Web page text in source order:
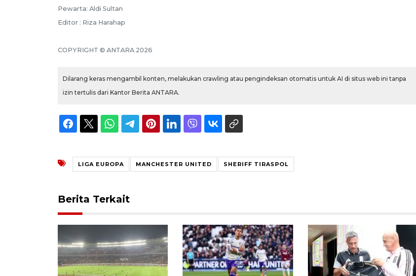
Pewarta: Aldi Sultan
Editor : Riza Harahap
COPYRIGHT © ANTARA 2026
Dilarang keras mengambil konten, melakukan crawling atau pengindeksan otomatis untuk AI di situs web ini tanpa
izin tertulis dari Kantor Berita ANTARA.
LIGA EUROPA MANCHESTER UNITED SHERIFF TIRASPOL
Berita Terkait